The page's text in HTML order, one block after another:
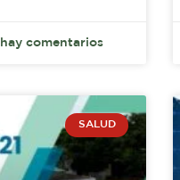
hay comentarios
SALUD